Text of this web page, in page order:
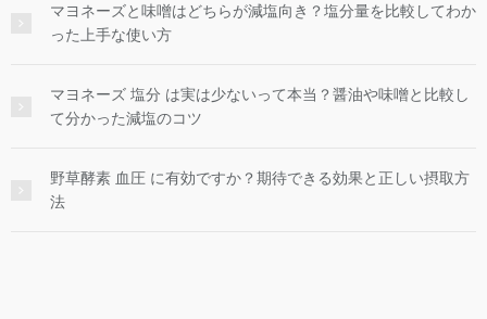
マヨネーズと味噌はどちらが減塩向き？塩分量を比較してわか
った上手な使い方
マヨネーズ 塩分 は実は少ないって本当？醤油や味噌と比較し
て分かった減塩のコツ
野草酵素 血圧 に有効ですか？期待できる効果と正しい摂取方
法